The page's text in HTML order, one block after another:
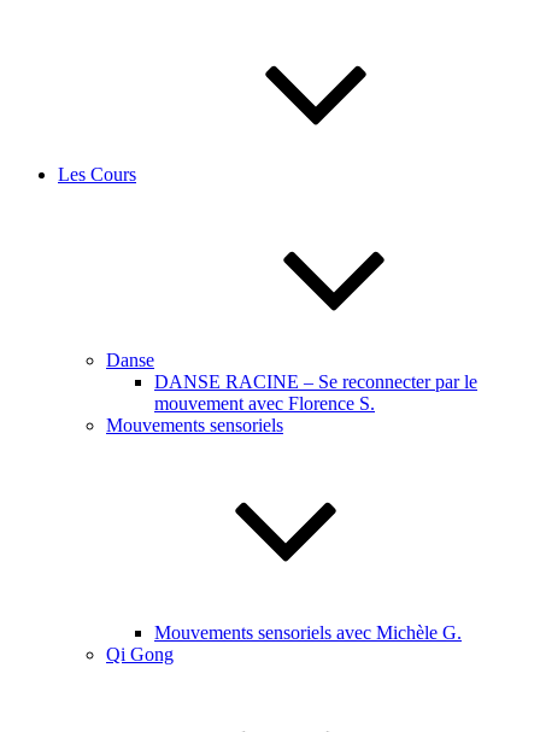
Les Cours
Danse
DANSE RACINE – Se reconnecter par le
mouvement avec Florence S.
Mouvements sensoriels
Mouvements sensoriels avec Michèle G.
Qi Gong